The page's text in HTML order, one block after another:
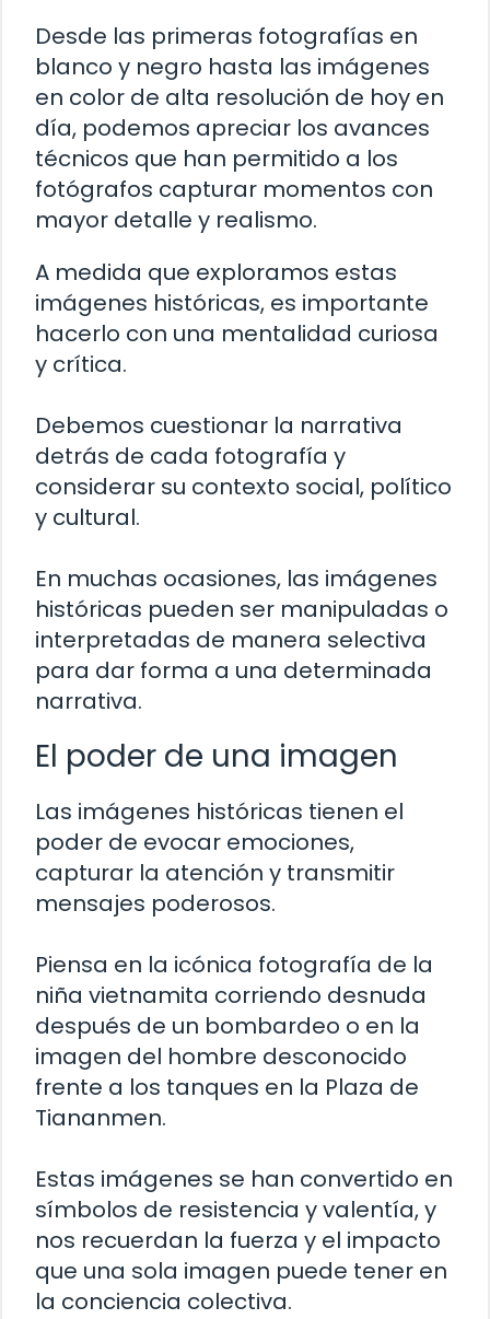
Desde las primeras fotografías en
blanco y negro hasta las imágenes
en color de alta resolución de hoy en
día, podemos apreciar los avances
técnicos que han permitido a los
fotógrafos capturar momentos con
mayor detalle y realismo.
A medida que exploramos estas
imágenes históricas, es importante
hacerlo con una mentalidad curiosa
y crítica.
Debemos cuestionar la narrativa
detrás de cada fotografía y
considerar su contexto social, político
y cultural.
En muchas ocasiones, las imágenes
históricas pueden ser manipuladas o
interpretadas de manera selectiva
para dar forma a una determinada
narrativa.
El poder de una imagen
Las imágenes históricas tienen el
poder de evocar emociones,
capturar la atención y transmitir
mensajes poderosos.
Piensa en la icónica fotografía de la
niña vietnamita corriendo desnuda
después de un bombardeo o en la
imagen del hombre desconocido
frente a los tanques en la Plaza de
Tiananmen.
Estas imágenes se han convertido en
símbolos de resistencia y valentía, y
nos recuerdan la fuerza y el impacto
que una sola imagen puede tener en
la conciencia colectiva.